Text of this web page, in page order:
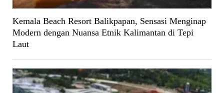
Kemala Beach Resort Balikpapan, Sensasi Menginap
Modern dengan Nuansa Etnik Kalimantan di Tepi
Laut